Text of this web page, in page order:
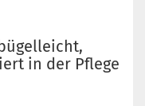
in der Pflege